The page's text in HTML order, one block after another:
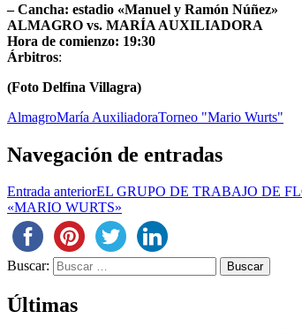
– Cancha: estadio «Manuel y Ramón Núñez»
ALMAGRO vs. MARÍA AUXILIADORA
Hora de comienzo: 19:30
Árbitros:
(Foto Delfina Villagra)
AlmagroMaría AuxiliadoraTorneo "Mario Wurts"
Navegación de entradas
Entrada anteriorEL GRUPO DE TRABAJO DE
«MARIO WURTS»
Buscar:
Últimas